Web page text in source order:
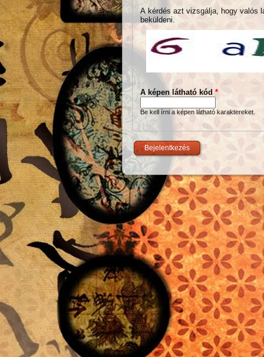
A kérdés azt vizsgálja, hogy valós
beküldeni.
A képen látható kód *
Be kell írni a képen látható karaktereket.